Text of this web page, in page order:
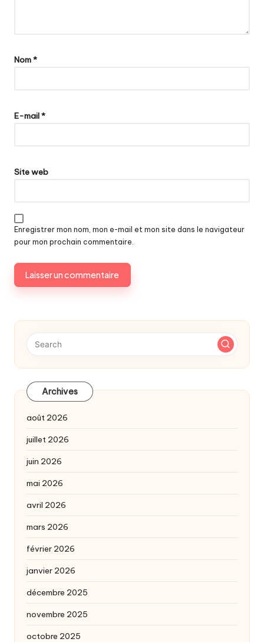
Nom*
E-mail*
Site web
Enregistrer mon nom, mon e-mail et mon site dans le navigateur
pour mon prochain commentaire.
Archives
août 2026
juillet 2026
juin 2026
mai 2026
avril 2026
mars 2026
février 2026
janvier 2026
décembre 2025
novembre 2025
octobre 2025